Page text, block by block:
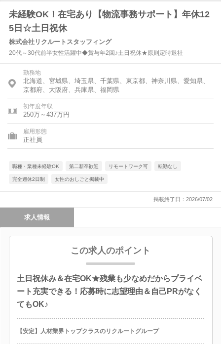
未経験OK！在宅あり【物流事務サポート】年休12
5日☆土日祝休
株式会社リクルートスタッフィング
20代～30代前半女性活躍中◆賞与年2回♪土日祝休★原則定時退社
勤務地
北海道、宮城県、埼玉県、千葉県、東京都、神奈川県、愛知県、
京都府、大阪府、兵庫県、福岡県
初年度年収
250万～437万円
雇用形態
正社員
職種・業種未経験OK 第二新卒歓迎 リモートワーク可 転勤なし
完全週休2日制 女性のおしごと掲載中
掲載終了日：2026/07/02
求人情報
この求人のポイント
土日祝休み＆在宅OK★残業も少なめだからプライベ
ート充実できる！応募時に志望理由＆自己PRがなく
てもOK♪
【安定】人材業界トップクラスのリクルートグループ